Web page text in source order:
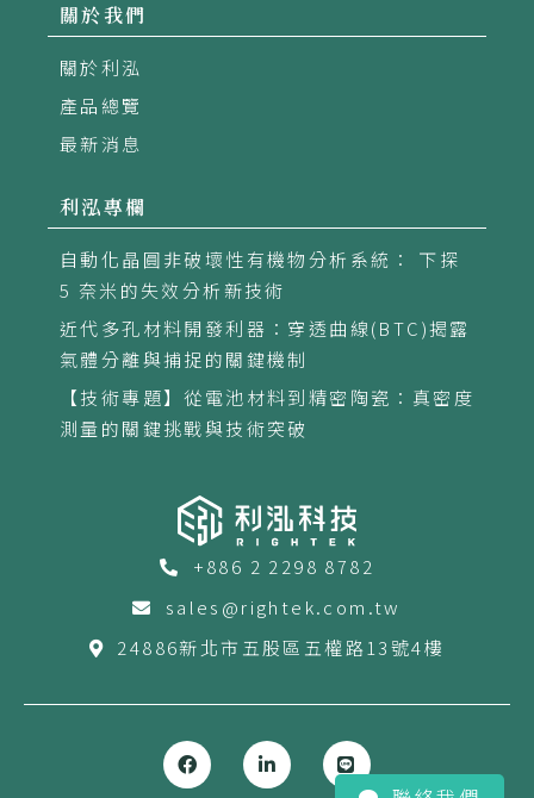
關於我們
關於利泓
產品總覽
最新消息
利泓專欄
自動化晶圓非破壞性有機物分析系統： 下探
5 奈米的失效分析新技術
近代多孔材料開發利器：穿透曲線(BTC)揭露
氣體分離與捕捉的關鍵機制
【技術專題】從電池材料到精密陶瓷：真密度
測量的關鍵挑戰與技術突破
+886 2 2298 8782
sales@rightek.com.tw
24886新北市五股區五權路13號4樓